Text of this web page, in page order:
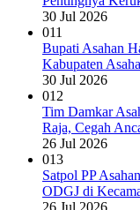
30 Jul 2026
011
Bupati Asahan
Kabupaten
30 Jul 2026
012
Tim Damkar
Raja, Cegah
26 Jul 2026
013
Satpol PP
ODGJ di